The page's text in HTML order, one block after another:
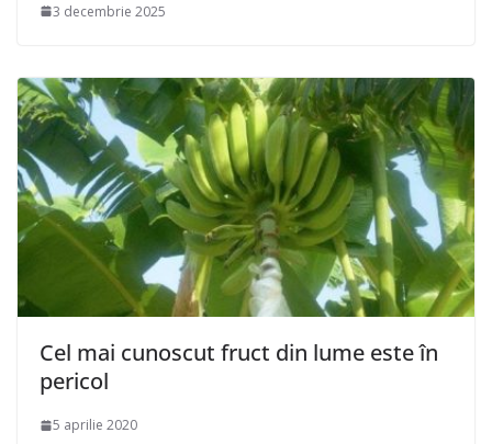
3 decembrie 2025
Cel mai cunoscut fruct din lume este în
pericol
5 aprilie 2020